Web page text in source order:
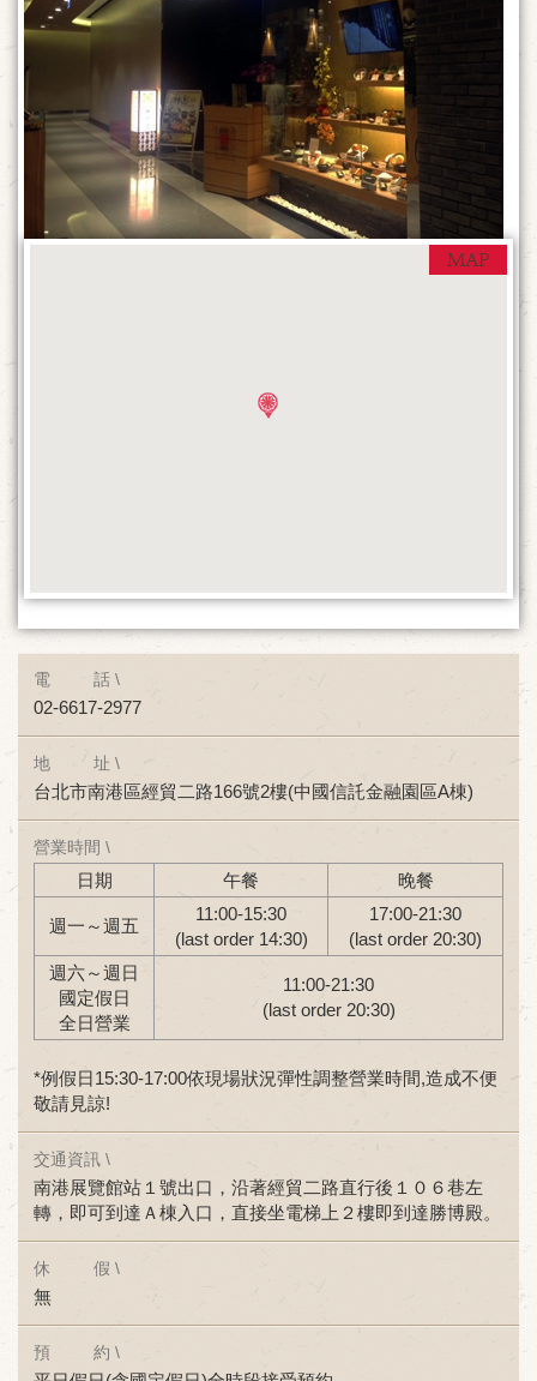
電 話 \
02-6617-2977
地 址 \
台北市南港區經貿二路166號2樓(中國信託金融園區A棟)
營業時間 \
日期 午餐 晚餐
週一～週五
11:00-15:30
(last order 14:30)
17:00-21:30
(last order 20:30)
週六～週日
國定假日
全日營業
11:00-21:30
(last order 20:30)
*例假日15:30-17:00依現場狀況彈性調整營業時間,造成不便
敬請見諒!
交通資訊 \
南港展覽館站１號出口，沿著經貿二路直行後１０６巷左
轉，即可到達Ａ棟入口，直接坐電梯上２樓即到達勝博殿。
休 假 \
無
預 約 \